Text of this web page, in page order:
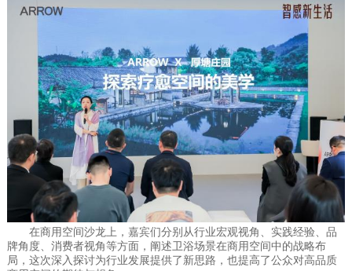
在商用空间沙龙上，嘉宾们分别从行业宏观视角、实践经验、品
牌角度、消费者视角等方面，阐述卫浴场景在商用空间中的战略布
局，这次深入探讨为行业发展提供了新思路，也提高了公众对高品质